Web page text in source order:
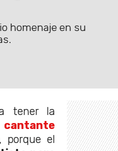
homenaje en su
tener la
porque el